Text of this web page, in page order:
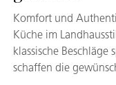
Komfort und
Küche im
klassische Beschläge
schaffen die